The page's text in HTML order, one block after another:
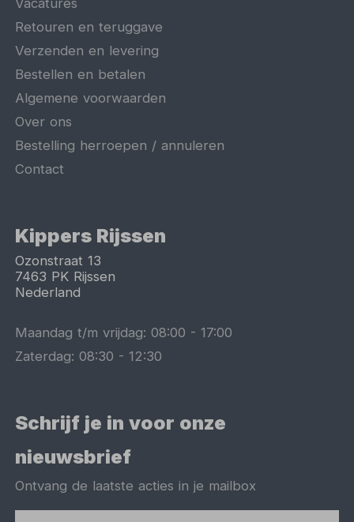
Retouren en teruggave
Verzenden en levering
Bestellen en betalen
Algemene voorwaarden
Over ons
Bestelling herroepen / annuleren
Contact
Kippers Rijssen
Ozonstraat 13
7463 PK Rijssen
Nederland
Maandag t/m vrijdag:08:00 -17:00
Zaterdag:08:30 -12:30
Schrijf je in voor onze
nieuwsbrief
Ontvang de laatste acties in je mailbox